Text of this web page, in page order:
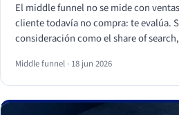
El middle funnel no se mide con
cliente todavía no compra: te evalúa.
consideración como el share of
lead (MQL a SQL). Las impresiones, los
cuentan: son volumen, no preferencia.
Middle funnel · 18 jun 2026